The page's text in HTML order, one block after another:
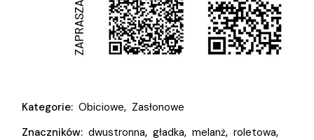
Kategorie: Obiciowe, Zasłonowe
Znaczników: dwustronna, gładka, melanż, roletowa,